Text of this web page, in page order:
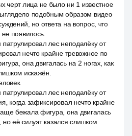
черт лица не было ни 1 известное
подобным образом видео
но ответа на вопрос, что
появилось.
лес неподалёку от
нечто крайне тревожное по
она двигалась на 2 ногах, как
искажён.
лес неподалёку от
когда зафиксировал нечто крайне
бежала фигура, она двигалась
но её силуэт казался слишком